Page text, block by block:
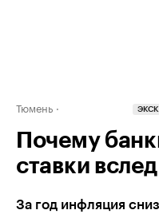
Тюмень
Почему
ставки
За год инфляция